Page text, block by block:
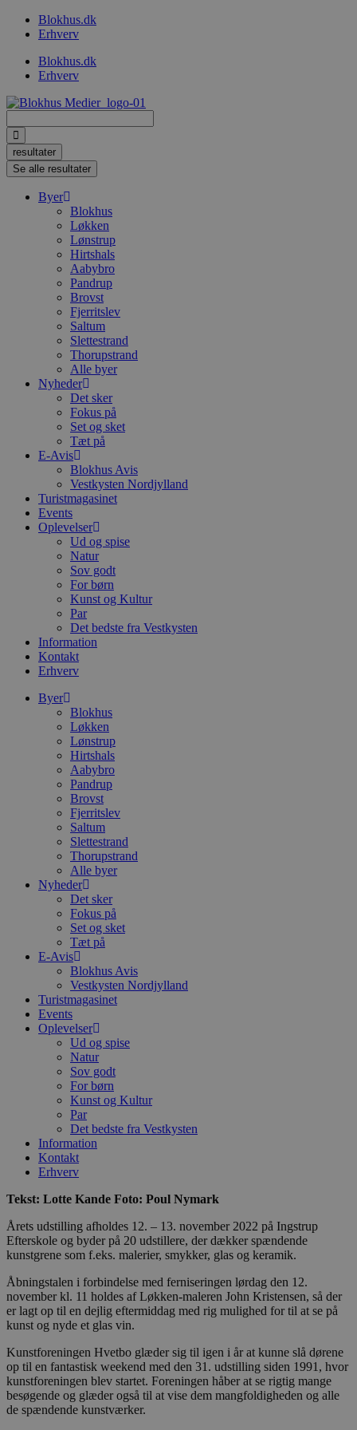
VidereBlokhus.dk
Erhverv
Blokhus.dk
Erhverv
...
resultater
Se alle resultater
Byer
Blokhus
Løkken
Lønstrup
Hirtshals
Aabybro
Pandrup
Brovst
Fjerritslev
Saltum
Slettestrand
Thorupstrand
Alle byer
Nyheder
Det sker
Fokus på
Set og sket
Tæt på
E-Avis
Blokhus Avis
Vestkysten Nordjylland
Turistmagasinet
Events
Oplevelser
Ud og spise
Natur
Sov godt
For børn
Kunst og Kultur
Par
Det bedste fra Vestkysten
Information
Kontakt
Erhverv
Byer
Blokhus
Løkken
Lønstrup
Hirtshals
Aabybro
Pandrup
Brovst
Fjerritslev
Saltum
Slettestrand
Thorupstrand
Alle byer
Nyheder
Det sker
Fokus på
Set og sket
Tæt på
E-Avis
Blokhus Avis
Vestkysten Nordjylland
Turistmagasinet
Events
Oplevelser
Ud og spise
Natur
Sov godt
For børn
Kunst og Kultur
Par
Det bedste fra Vestkysten
Information
Kontakt
Erhverv
Tekst: Lotte Kande Foto: Poul Nymark
Årets udstilling afholdes 12. – 13. november 2022 på Ingstrup
Efterskole og byder på 20 udstillere, der dækker spændende
kunstgrene som f.eks. malerier, smykker, glas og keramik.
Åbningstalen i forbindelse med ferniseringen lørdag den 12.
november kl. 11 holdes af Løkken-maleren John Kristensen, så der
er lagt op til en dejlig eftermiddag med rig mulighed for til at se på
kunst og nyde et glas vin.
Kunstforeningen Hvetbo glæder sig til igen i år at kunne slå dørene
op til en fantastisk weekend med den 31. udstilling siden 1991, hvor
kunstforeningen blev startet. Foreningen håber at se rigtig mange
besøgende og glæder også til at vise dem mangfoldigheden og alle
de spændende kunstværker.